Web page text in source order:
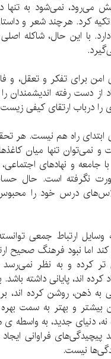
می‌رود، نمی‌شود به تنها
کرد. هرچند شعر و
با این حال، شاکله
امن برای تفکر و تعقل، و
از دست رفته اندیشمندان
درباب ارتقای کیفی
راه هم نیست. هر
نمی‌توان تنها میان
جامعه و نهادهای
نگرفته است. حال
درس خود را محبوس
وسایل ارتباط جمعی
اما نبود فرهنگ صحیح
کرده و به نظر نمی‌رسد
اند، پایانی داشته
به ذهن، روشن کرده اند،
بیشتر و بهتر به سمت
دنیای جدید، به واسطه ی
پیچیدگی‌های فراوانی
نیست.